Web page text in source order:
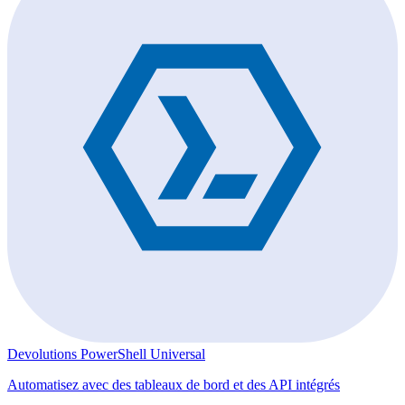
Devolutions PowerShell Universal
Automatisez avec des tableaux de bord et des API intégrés